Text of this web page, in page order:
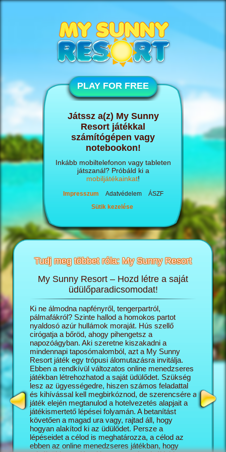
PLAY FOR FREE
Játssz a(z) My Sunny
Resort játékkal
számítógépen vagy
notebookon!
Inkább mobiltelefonon vagy tableten
játszanál? Próbáld ki a
mobiljátékainkat!
Impresszum Adatvédelem
ÁSZF
Sütik kezelése
Tudj meg többet róla: My Sunny Resort
My Sunny Resort – Hozd létre a saját
üdülőparadicsomodat!
Ki ne álmodna napfényről, tengerpartról,
pálmafákról? Szinte hallod a homokos partot
nyaldosó azúr hullámok moraját. Hús szellő
cirógatja a bőröd, ahogy pihengetsz a
napozóágyban. Aki szeretne kiszakadni a
mindennapi taposómalomból, azt a My Sunny
Resort játék egy trópusi álomutazásra invitálja.
Ebben a rendkívül változatos online menedzseres
játékban létrehozhatod a saját üdülődet. Szükség
lesz az ügyességedre, hiszen számos feladattal
és kihívással kell megbirkóznod, de szerencsére a
játék elején megtanulod a hotelvezetés alapjait a
játékismertető lépései folyamán. A betanítást
követően a magad ura vagy, rajtad áll, hogy
hogyan alakítod ki az üdülődet. Persze a
lépéseidet a célod is meghatározza, a célod az
ebben az online menedzseres játékban, hogy
A My
saját
mégis